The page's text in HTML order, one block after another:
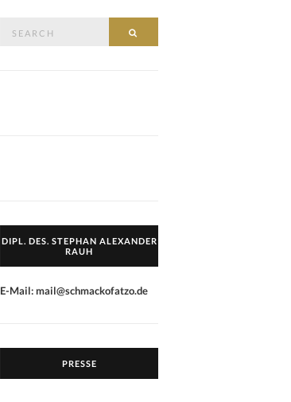
DIPL. DES. STEPHAN ALEXANDER
RAUH
E-Mail: mail@schmackofatzo.de
PRESSE